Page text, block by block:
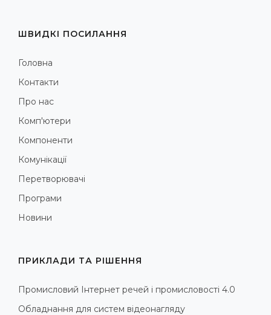
ШВИДКІ ПОСИЛАННЯ
Головна
Контакти
Про нас
Комп'ютери
Компоненти
Комунікації
Перетворювачі
Програми
Новини
ПРИКЛАДИ ТА РІШЕННЯ
Промисловий Інтернет речей і промисловості 4.0
Обладнання для систем відеонагляду